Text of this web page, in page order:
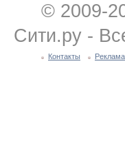
© 2009-
Сити.ру -
Контакты